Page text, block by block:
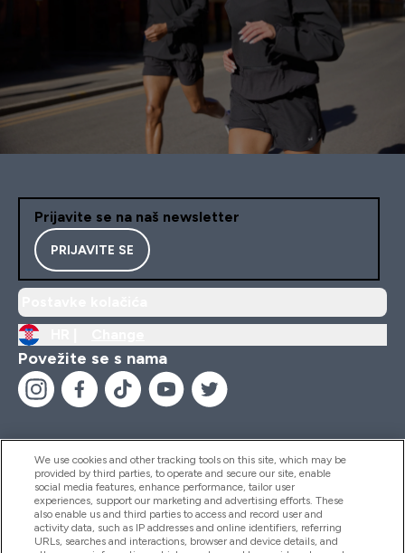
Prijavite se na naš newsletter
PRIJAVITE SE
Povežite se s nama
Pomoć I Informacije
Proizvodi
We use cookies and other tracking tools on this site, which may be
provided by third parties, to operate and secure our site, enable
social media features, enhance performance, tailor user
experiences, support our marketing and advertising efforts. These
also enable us and third parties to access and record user and
activity data, such as IP addresses and online identifiers, referring
URLs, searches and interactions, browser and device details, and